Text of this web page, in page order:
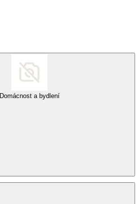
Domácnost a bydlení